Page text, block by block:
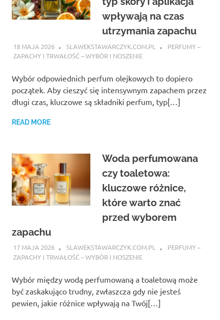
wpływają na czas
utrzymania zapachu
18 MAJA 2026 SLAWEKSTAWARCZYK.COM.PL
PERFUMY –
ZAPACHY I TRWAŁOŚĆ – WYBÓR I NOSZENIE
Wybór odpowiednich perfum olejkowych to dopiero
początek. Aby cieszyć się intensywnym zapachem przez
długi czas, kluczowe są składniki perfum, typ[…]
READ MORE
Woda perfumowana
czy toaletowa:
kluczowe różnice,
które warto znać
przed wyborem
zapachu
17 MAJA 2026 SLAWEKSTAWARCZYK.COM.PL
PERFUMY –
ZAPACHY I TRWAŁOŚĆ – WYBÓR I NOSZENIE
Wybór między wodą perfumowaną a toaletową może
być zaskakująco trudny, zwłaszcza gdy nie jesteś
pewien, jakie różnice wpływają na Twój[…]